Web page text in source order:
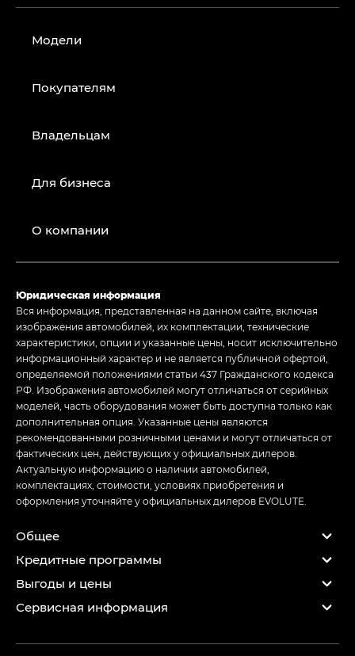
Модели
Покупателям
Владельцам
Для бизнеса
О компании
Юридическая информация
Вся информация, представленная на данном сайте, включая
изображения автомобилей, их комплектации, технические
характеристики, опции и указанные цены, носит исключительно
информационный характер и не является публичной офертой,
определяемой положениями статьи 437 Гражданского кодекса
РФ. Изображения автомобилей могут отличаться от серийных
моделей, часть оборудования может быть доступна только как
дополнительная опция. Указанные цены являются
рекомендованными розничными ценами и могут отличаться от
фактических цен, действующих у официальных дилеров.
Актуальную информацию о наличии автомобилей,
комплектациях, стоимости, условиях приобретения и
оформления уточняйте у официальных дилеров EVOLUTE.
Общее
Кредитные программы
Выгоды и цены
Сервисная информация